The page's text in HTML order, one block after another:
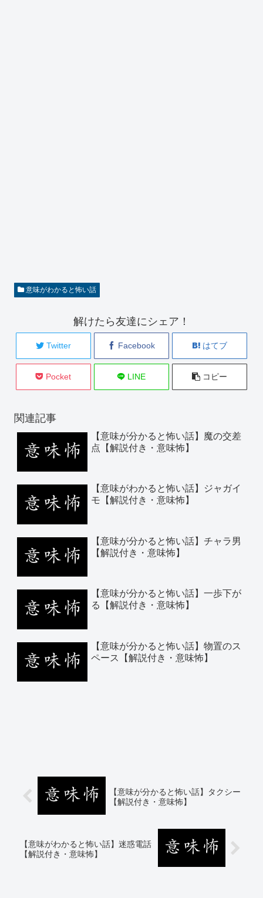
意味がわかると怖い話
解けたら友達にシェア！
Twitter Facebook はてブ
Pocket LINE コピー
関連記事
【意味が分かると怖い話】魔の交差
点【解説付き・意味怖】
【意味がわかると怖い話】ジャガイ
モ【解説付き・意味怖】
【意味が分かると怖い話】チャラ男
【解説付き・意味怖】
【意味が分かると怖い話】一歩下が
る【解説付き・意味怖】
【意味が分かると怖い話】物置のス
ペース【解説付き・意味怖】
【意味が分かると怖い話】タクシー
【解説付き・意味怖】
【意味がわかると怖い話】迷惑電話
【解説付き・意味怖】